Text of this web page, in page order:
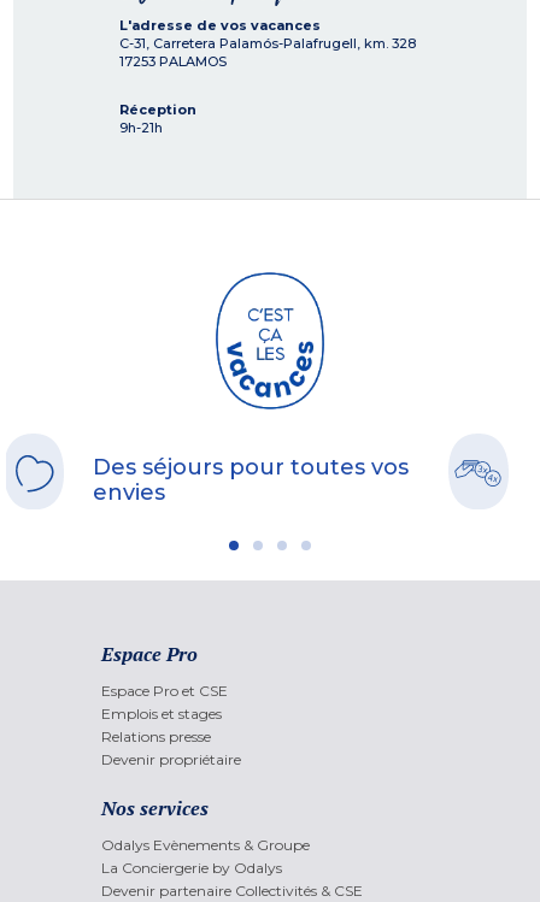
L'adresse de vos vacances
C-31, Carretera Palamós-Palafrugell, km. 328
17253 PALAMOS
Réception
9h-21h
Des séjours pour toutes vos
envies
Espace Pro
Espace Pro et CSE
Emplois et stages
Relations presse
Devenir propriétaire
Nos services
Odalys Evènements & Groupe
La Conciergerie by Odalys
Devenir partenaire Collectivités & CSE